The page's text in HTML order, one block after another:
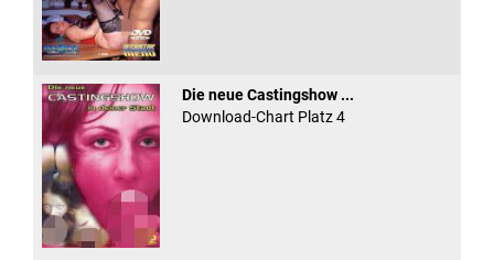
Die neue Castingshow ...
Download-Chart Platz 4